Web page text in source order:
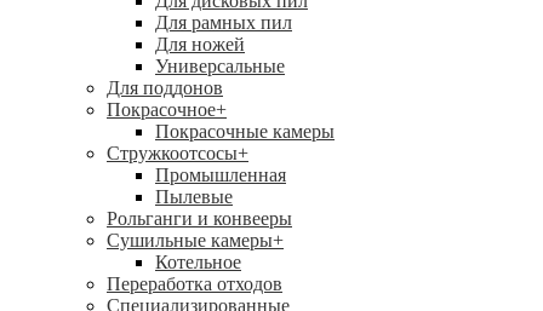
Для рамных пил
Для ножей
Универсальные
Для поддонов
Покрасочное+
Покрасочные камеры
Стружкоотсосы+
Промышленная
Пылевые
Рольганги и конвееры
Сушильные камеры+
Котельное
Переработка отходов
Специализированные